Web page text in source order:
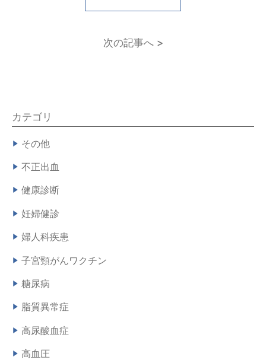
次の記事へ >
カテゴリ
その他
不正出血
健康診断
妊婦健診
婦人科疾患
子宮頸がんワクチン
糖尿病
脂質異常症
高尿酸血症
高血圧